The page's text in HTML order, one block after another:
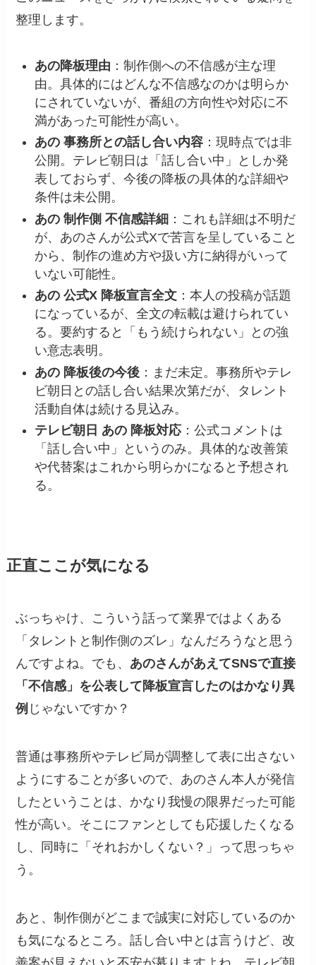
整理します。
あの降板理由 ：制作側への不信感が主な理
由。具体的にはどんな不信感なのかは明らか
にされていないが、番組の方向性や対応に不
満があった可能性が高い。
あの 事務所との話し合い内容 ：現時点では非
公開。テレビ朝日は「話し合い中」としか発
表しておらず、今後の降板の具体的な詳細や
条件は未公開。
あの 制作側 不信感詳細 ：これも詳細は不明だ
が、あのさんが公式Xで苦言を呈していること
から、制作の進め方や扱い方に納得がいって
いない可能性。
あの 公式X 降板宣言全文 ：本人の投稿が話題
になっているが、全文の転載は避けられてい
る。要約すると「もう続けられない」との強
い意志表明。
あの 降板後の今後 ：まだ未定。事務所やテレ
ビ朝日との話し合い結果次第だが、タレント
活動自体は続ける見込み。
テレビ朝日 あの 降板対応：公式コメントは
「話し合い中」というのみ。具体的な改善策
や代替案はこれから明らかになると予想され
る。
正直ここが気になる
ぶっちゃけ、こういう話って業界ではよくある
「タレントと制作側のズレ」なんだろうなと思う
んですよね。でも、 あのさんがあえてSNSで直接
「不信感」を公表して降板宣言したのはかなり異
例 じゃないですか？
普通は事務所やテレビ局が調整して表に出さない
ようにすることが多いので、あのさん本人が発信
したということは、かなり我慢の限界だった可能
性が高い。そこにファンとしても応援したくなる
し、同時に「それおかしくない？」って思っちゃ
う。
あと、制作側がどこまで誠実に対応しているのか
も気になるところ。話し合い中とは言うけど、改